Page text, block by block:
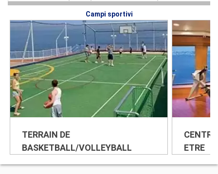
Campi sportivi
TERRAIN DE
BASKETBALL/VOLLEYBALL
ETRE